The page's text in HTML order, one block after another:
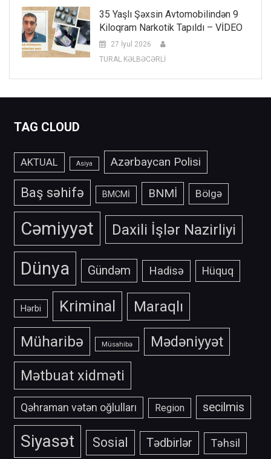
35 Yaşlı Şəxsin Avtomobilindən 9
Kiloqram Narkotik Tapıldı – VİDEO
27 İyul 2026
TURAL KƏLBƏCƏRLİ
TAG CLOUD
AKTUAL Asiya Azərbaycan Polisi
Baş səhifə BMCMİ BNMİ Bölgə
Cəmiyyət Daxili İşlər Nazirliyi
Dünya Gündəm Hadisə Hüquq
Hərbi Kriminal Maraqlı
Müharibə Müsahibə
Mədəniyyət
Mətbuat xidməti
Qəhraman vətən oğlulları Region secilmis
Siyasət Sosial Tədbirlər Təhsil